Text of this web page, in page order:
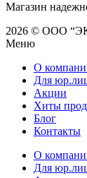
Магазин
2026 © ООО
Меню
О
Для
Акции
Хиты
Блог
Контакты
О
Для